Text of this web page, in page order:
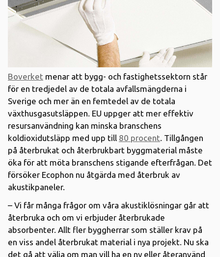
Boverket menar att bygg- och fastighetssektorn står
för en tredjedel av de totala avfallsmängderna i
Sverige och mer än en femtedel av de totala
växthusgasutsläppen. EU uppger att mer effektiv
resursanvändning kan minska branschens
koldioxidutsläpp med upp till 80 procent. Tillgången
på återbrukat och återbrukbart byggmaterial måste
öka för att möta branschens stigande efterfrågan. Det
försöker Ecophon nu åtgärda med återbruk av
akustikpaneler.
– Vi får många frågor om våra akustiklösningar går att
återbruka och om vi erbjuder återbrukade
absorbenter. Allt fler byggherrar som ställer krav på
en viss andel återbrukat material i nya projekt. Nu ska
det gå att välja om man vill ha en ny eller återanvänd